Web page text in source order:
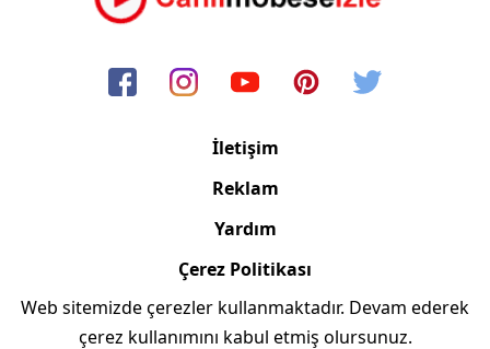
İletişim
Reklam
Yardım
Çerez Politikası
Copyright © 2006/2024 Canlimobeseizle.com
Web sitemizde çerezler kullanmaktadır. Devam ederek
çerez kullanımını kabul etmiş olursunuz.